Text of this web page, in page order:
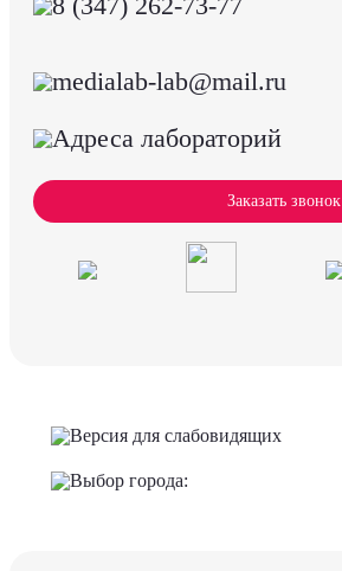
medialab-lab@mail.ru
Адреса лабораторий
Заказать звонок
Версия для слабовидящих
Выбор города: